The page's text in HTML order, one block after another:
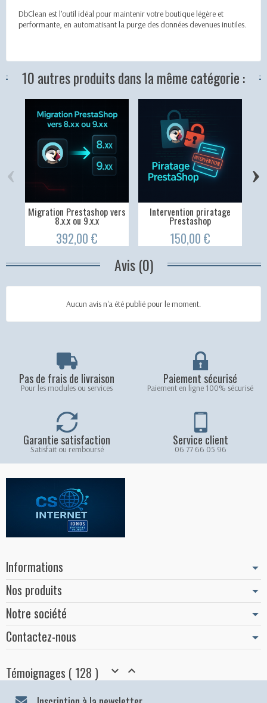
DbClean est l’outil idéal pour maintenir votre boutique légère et
performante, en automatisant la purge des données devenues inutiles.
10 autres produits dans la même catégorie :
Migration Prestashop vers
8.x.x ou 9.x.x
392,00 €
Intervention priratage
Prestashop
150,00 €
‹ ›
Avis (0)
Aucun avis n'a été publié pour le moment.
Pas de frais de livraison
Pour les modules ou services
Paiement sécurisé
Paiement en ligne 100% sécurisé
Garantie satisfaction
Satisfait ou remboursé
Service client
06 77 66 05 96
Informations
Nos produits
Notre société
Contactez-nous
Témoignages ( 128 )  